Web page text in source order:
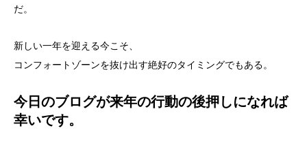
だ。
新しい一年を迎える今こそ、
コンフォートゾーンを抜け出す絶好のタイミングでもある。
今日のブログが来年の行動の後押しになれば
幸いです。